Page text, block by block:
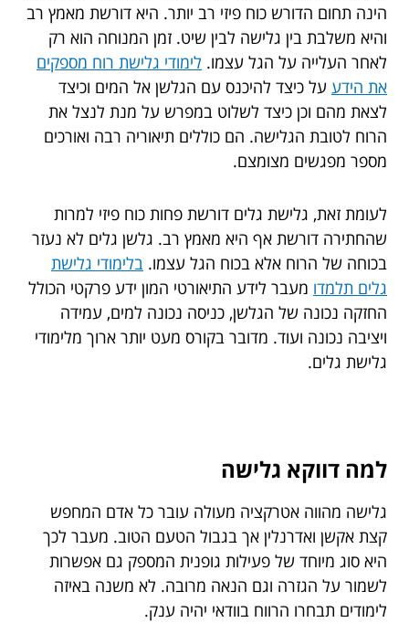
הינה תחום הדורש כוח פיזי רב יותר. היא דורשת מאמץ רב
והיא משלבת בין גלישה לבין שיט. זמן המנוחה הוא רק
לאחר העלייה על הגל עצמו. לימודי גלישת רוח מספקים
את הידע על כיצד להיכנס עם הגלשן אל המים וכיצד
לצאת מהם וכן כיצד לשלוט במפרש על מנת לנצל את
הרוח לטובת הגלישה. הם כוללים תיאוריה רבה ואורכים
מספר מפגשים מצומצם.
לעומת זאת, גלישת גלים דורשת פחות כוח פיזי למרות
שהחתירה דורשת אף היא מאמץ רב. גלשן גלים לא נעזר
בכוחה של הרוח אלא בכוח הגל עצמו. בלימודי גלישת
גלים תלמדו מעבר לידע התיאורטי המון ידע פרקטי הכולל
החזקה נכונה של הגלשן, כניסה נכונה למים, עמידה
ויציבה נכונה ועוד. מדובר בקורס מעט יותר ארוך מלימודי
גלישת גלים.
למה דווקא גלישה
גלישה מהווה אטרקציה מעולה עובר כל אדם המחפש
קצת אקשן ואדרנלין אך בגבול הטעם הטוב. מעבר לכך
היא סוג מיוחד של פעילות גופנית המספק גם אפשרות
לשמור על הגזרה וגם הנאה מרובה. לא משנה באיזה
לימודים תבחרו הרווח בוודאי יהיה ענק.